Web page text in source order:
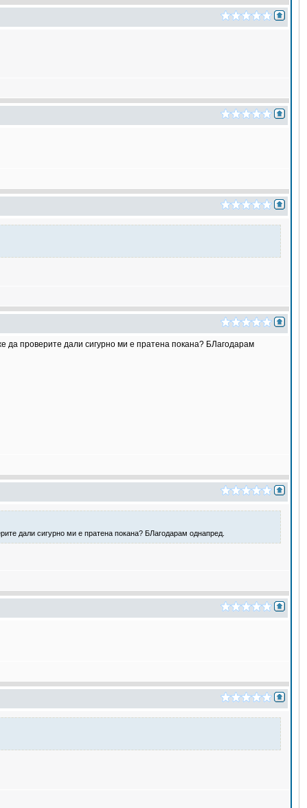
да проверите дали сигурно ми е пратена покана? БЛагодарам
дали сигурно ми е пратена покана? БЛагодарам однапред.